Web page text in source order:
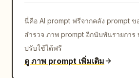
สูง"},"constraints":"ไม่มีวัตถุสมัยใ
เหมือนโปสเตอร์แบนๆ หลีกเลี่ยงการใช้
ยกเว้นข้อความเทพนิยายขนาดเล็กเชิง
รู้สึกว่าทุกวัตถุทำจากกระดาษพิมพ์ลายแ
นี่คือ AI prompt ฟรีจากคลัง prompt ข
สำรวจ ภาพ prompt อีกนับพันรายการ
ปรับใช้ได้ฟรี
ดู ภาพ prompt เพิ่มเติม